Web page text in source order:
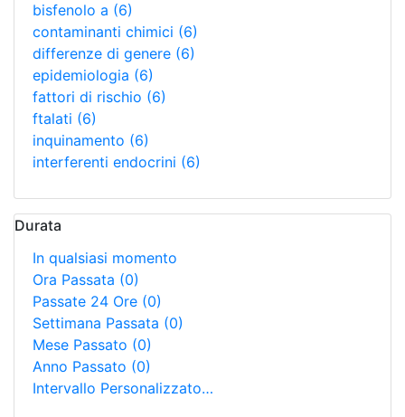
bisfenolo a (6)
contaminanti chimici (6)
differenze di genere (6)
epidemiologia (6)
fattori di rischio (6)
ftalati (6)
inquinamento (6)
interferenti endocrini (6)
Durata
In qualsiasi momento
Ora Passata (0)
Passate 24 Ore (0)
Settimana Passata (0)
Mese Passato (0)
Anno Passato (0)
Intervallo Personalizzato…